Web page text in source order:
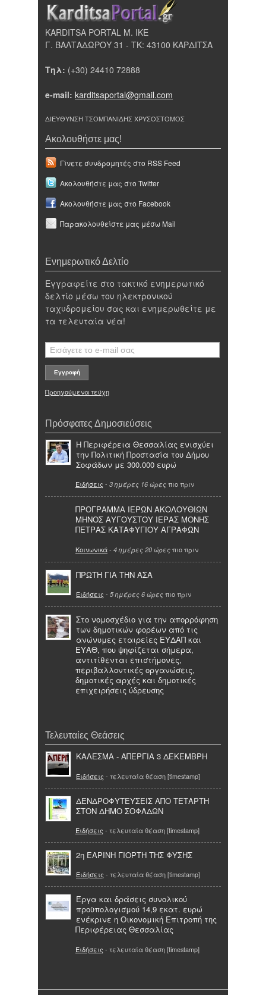
KARDITSA PORTAL Μ. ΙΚΕ
Γ. ΒΑΛΤΑΔΩΡΟΥ 31 - ΤΚ: 43100 ΚΑΡΔΙΤΣΑ
Τηλ: (+30) 24410 72888
e-mail: karditsaportal@gmail.com
ΔΙΕΥΘΥΝΣΗ ΤΣΟΜΠΑΝΙΔΗΣ ΧΡΥΣΟΣΤΟΜΟΣ
Ακολουθήστε μας!
Γίνετε συνδρομητές στο RSS Feed
Ακολουθήστε μας στο Twitter
Ακολουθήστε μας στο Facebook
Παρακολουθείστε μας μέσω Mail
Ενημερωτικό Δελτίο
Εγγραφείτε στο τακτικό ενημερωτικό
δελτίο μέσω του ηλεκτρονικού
ταχυδρομείου σας και ενημερωθείτε με
τα τελευταία νέα!
Προηγούμενα τεύχη
Πρόσφατες Δημοσιεύσεις
Η Περιφέρεια Θεσσαλίας ενισχύει
την Πολιτική Προστασία του Δήμου
Σοφάδων με 300.000 ευρώ
Ειδήσεις - 3 ημέρες 16 ώρες πιο πριν
ΠΡΟΓΡΑΜΜΑ ΙΕΡΩΝ ΑΚΟΛΟΥΘΙΩΝ
ΜΗΝΟΣ ΑΥΓΟΥΣΤΟΥ ΙΕΡΑΣ ΜΟΝΗΣ
ΠΕΤΡΑΣ ΚΑΤΑΦΥΓΙΟΥ ΑΓΡΑΦΩΝ
Κοινωνικά- 4 ημέρες 20 ώρες πιο πριν
ΠΡΩΤΗ ΓΙΑ ΤΗΝ ΑΣΑ
Ειδήσεις - 5 ημέρες 6 ώρες πιο πριν
Στο νομοσχέδιο για την απορρόφηση
των δημοτικών φορέων από τις
ανώνυμες εταιρείες ΕΥΔΑΠ και
ΕΥΑΘ, που ψηφίζεται σήμερα,
αντιτίθενται επιστήμονες,
περιβαλλοντικές οργανώσεις,
δημοτικές αρχές και δημοτικές
επιχειρήσεις ύδρευσης
Τελευταίες Θεάσεις
ΚΑΛΕΣΜΑ - ΑΠΕΡΓΙΑ 3 ΔΕΚΕΜΒΡΗ
Ειδήσεις - τελευταία θέαση [timestamp]
ΔΕΝΔΡΟΦΥΤΕΥΣΕΙΣ ΑΠΟ ΤΕΤΑΡΤΗ
ΣΤΟΝ ΔΗΜΟ ΣΟΦΑΔΩΝ
Ειδήσεις - τελευταία θέαση [timestamp]
2η ΕΑΡΙΝΗ ΓΙΟΡΤΗ ΤΗΣ ΦΥΣΗΣ
Ειδήσεις - τελευταία θέαση [timestamp]
Έργα και δράσεις συνολικού
προϋπολογισμού 14,9 εκατ. ευρώ
ενέκρινε η Οικονομική Επιτροπή της
Περιφέρειας Θεσσαλίας
Ειδήσεις - τελευταία θέαση [timestamp]